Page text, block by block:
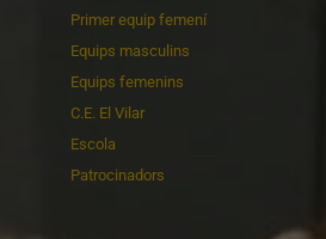
Primer equip femení
Equips masculins
Equips femenins
C.E. El Vilar
Escola
Patrocinadors